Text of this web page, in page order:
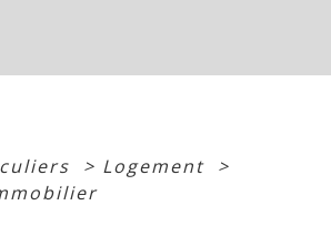
> Logement >